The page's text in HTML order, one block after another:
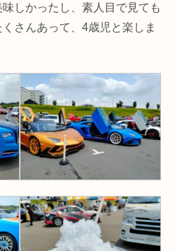
しかったし、素人目で見ても
さんあって、4歳児と楽しま